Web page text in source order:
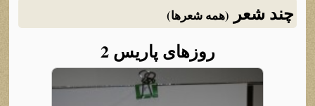
چند شعر (همه شعرها)
روزهای پاریس 2